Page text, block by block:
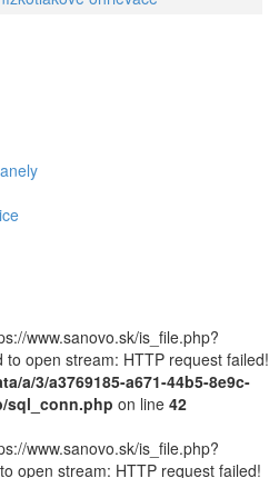
www.sanovo.sk/is_file.php?
open stream: HTTP request failed!
a/3/a3769185-a671-44b5-8e9c-
sql_conn.php on line 42
www.sanovo.sk/is_file.php?
open stream: HTTP request failed!